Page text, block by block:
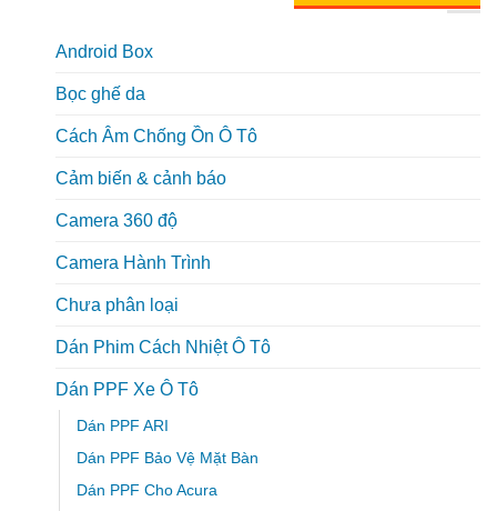
Android Box
Bọc ghế da
Cách Âm Chống Ồn Ô Tô
Cảm biến & cảnh báo
Camera 360 độ
Camera Hành Trình
Chưa phân loại
Dán Phim Cách Nhiệt Ô Tô
Dán PPF Xe Ô Tô
Dán PPF ARI
Dán PPF Bảo Vệ Mặt Bàn
Dán PPF Cho Acura